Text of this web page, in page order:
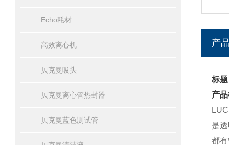
Echo耗材
高效离心机
贝克曼吸头
贝克曼离心管热封器
贝克曼蓝色测试管
产
标
产
是
都